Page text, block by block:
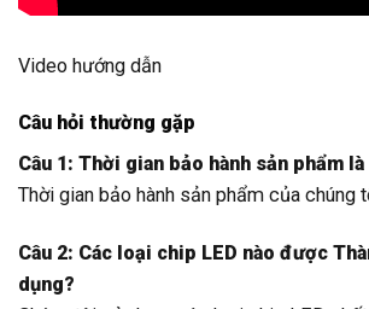
Video hướng dẫn
Câu hỏi thường gặp
Câu 1: Thời gian bảo hành sản phẩm là
Thời gian bảo hành sản phẩm của chúng
Câu 2: Các loại chip LED nào được
dụng?